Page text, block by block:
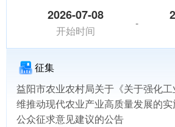
2026-07-08
开始时间
-
征集
益阳市农业农村局关于《关于强化
维推动现代农业产业高质量发展的
公众征求意见建议的公告